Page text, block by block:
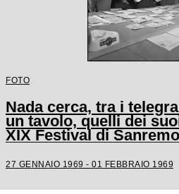
FOTO
Nada cerca, tra i
un tavolo, quelli dei
XIX Festival di Sanremo
27 GENNAIO 1969 - 01 FEBBRAIO 1969